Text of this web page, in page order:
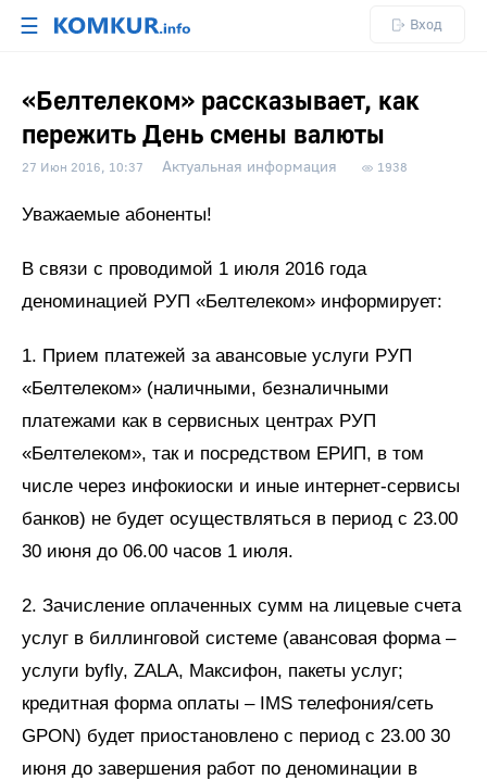
☰ Вход
«Белтелеком» рассказывает, как
пережить День смены валюты
27 Июн 2016, 10:37 Актуальная информация 1938
Уважаемые абоненты!
В связи с проводимой 1 июля 2016 года
деноминацией РУП «Белтелеком» информирует:
1. Прием платежей за авансовые услуги РУП
«Белтелеком» (наличными, безналичными
платежами как в сервисных центрах РУП
«Белтелеком», так и посредством ЕРИП, в том
числе через инфокиоски и иные интернет-сервисы
банков) не будет осуществляться в период с 23.00
30 июня до 06.00 часов 1 июля.
2. Зачисление оплаченных сумм на лицевые счета
услуг в биллинговой системе (авансовая форма –
услуги byfly, ZALA, Максифон, пакеты услуг;
кредитная форма оплаты – IMS телефония/сеть
GPON) будет приостановлено с период с 23.00 30
июня до завершения работ по деноминации в